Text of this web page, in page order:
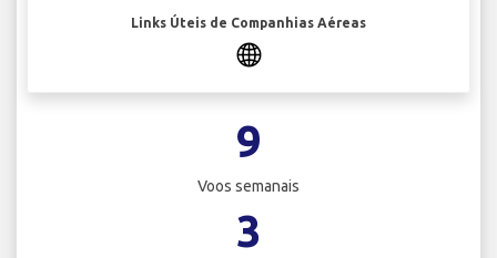
Links Úteis de Companhias Aéreas
9
Voos semanais
3